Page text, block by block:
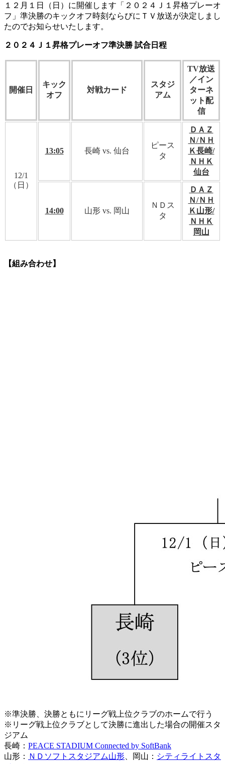
１２月１日（日）に開催します「２０２４Ｊ１昇格プレーオ
フ」準決勝のキックオフ時刻ならびにＴＶ放送が決定しまし
たのでお知らせいたします。
２０２４Ｊ１昇格プレーオフ準決勝 試合日程
開催日
キック
オフ
対戦カード
スタジ
アム
TV放送
／イン
ターネ
ット配
信
12/1
（日）
13:05 長崎 vs. 仙台
ピース
タ
ＤＡＺ
Ｎ/ＮＨ
Ｋ長崎/
ＮＨＫ
仙台
14:00 山形 vs. 岡山
ＮＤス
タ
ＤＡＺ
Ｎ/ＮＨ
Ｋ山形/
ＮＨＫ
岡山
【組み合わせ】
※準決勝、決勝ともにリーグ戦上位クラブのホームで行う
※リーグ戦上位クラブとして決勝に進出した場合の開催スタ
ジアム
長崎： PEACE STADIUM Connected by SoftBank
山形：
ＮＤソフトスタジアム山形 、岡山： シティライトスタ